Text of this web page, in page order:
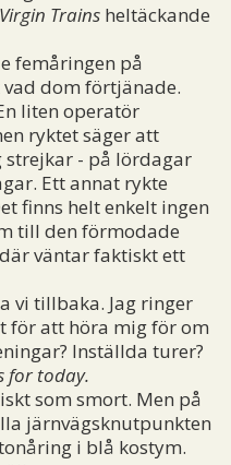
Virgin Trains heltäckande
femåringen på
dom förtjänade.
liten operatör
ryktet säger att
- på lördagar
Ett annat rykte
finns helt enkelt ingen
till den förmodade
väntar faktiskt ett
vi tillbaka. Jag ringer
för att höra mig för om
Inställda turer?
for today.
som smort. Men på
järnvägsknutpunkten
i blå kostym.